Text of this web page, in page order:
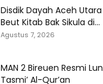
Disdik Dayah Aceh
Beut Kitab Bak Sikula di...
Agustus 7, 2026
MAN 2 Bireuen Resmi
Tasmi’ Al-Qur’an